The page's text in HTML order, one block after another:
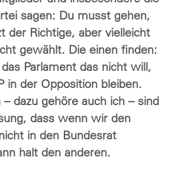
sagen: Du musst gehen,
der Richtige, aber vielleicht
gewählt. Die einen finden:
Parlament das nicht will,
in der Opposition bleiben.
– dazu gehöre auch ich – sind
dass wenn wir den
in den Bundesrat
halt den anderen.